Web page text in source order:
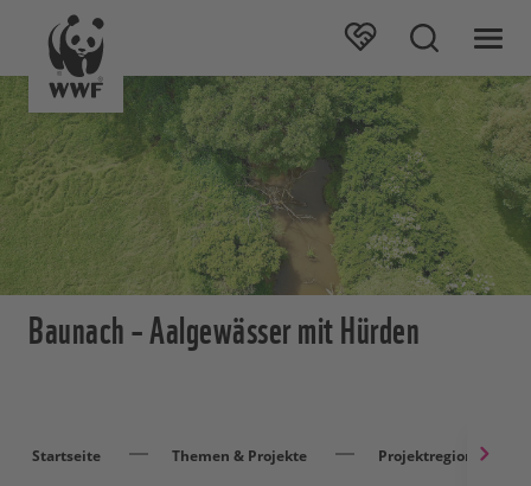
Baunach – Aalgewässer mit Hürden
Startseite Themen & Projekte Projektregionen